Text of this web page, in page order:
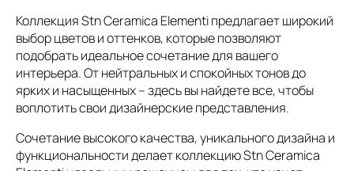
Коллекция Stn Ceramica Elementi предлагает широкий
выбор цветов и оттенков, которые позволяют
подобрать идеальное сочетание для вашего
интерьера. От нейтральных и спокойных тонов до
ярких и насыщенных – здесь вы найдете все, чтобы
воплотить свои дизайнерские представления.
Сочетание высокого качества, уникального дизайна и
функциональности делает коллекцию Stn Ceramica